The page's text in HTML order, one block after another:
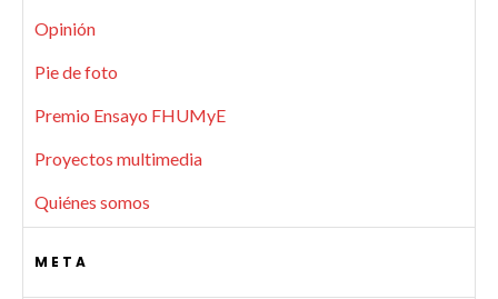
Opinión
Pie de foto
Premio Ensayo FHUMyE
Proyectos multimedia
Quiénes somos
META